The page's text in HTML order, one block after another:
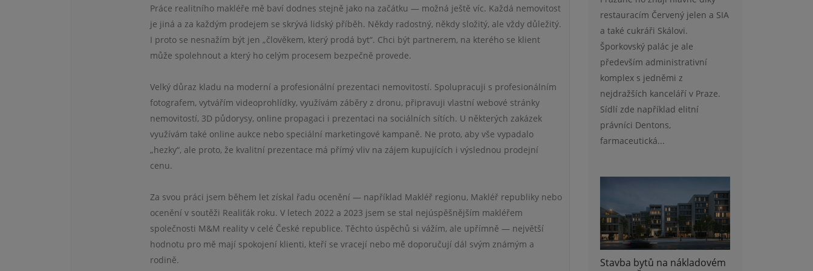
Práce realitního makléře mě baví dodnes stejně jako na začátku — možná ještě víc. Každá nemovitost
je jiná a za každým prodejem se skrývá lidský příběh. Někdy radostný, někdy složitý, ale vždy důležitý.
I proto se nesnažím být jen „člověkem, který prodá byt“. Chci být partnerem, na kterého se klient
může spolehnout a který ho celým procesem bezpečně provede.
Velký důraz kladu na moderní a profesionální prezentaci nemovitostí. Spolupracuji s profesionálním
fotografem, vytvářím videoprohlídky, využívám záběry z dronu, připravuji vlastní webové stránky
nemovitostí, 3D půdorysy, online propagaci i prezentaci na sociálních sítích. U některých zakázek
využívám také online aukce nebo speciální marketingové kampaně. Ne proto, aby vše vypadalo
„hezky“, ale proto, že kvalitní prezentace má přímý vliv na zájem kupujících i výslednou prodejní
cenu.
Za svou práci jsem během let získal řadu ocenění — například Makléř regionu, Makléř republiky nebo
ocenění v soutěži Realiťák roku. V letech 2022 a 2023 jsem se stal nejúspěšnějším makléřem
společnosti M&M reality v celé České republice. Těchto úspěchů si vážím, ale upřímně — největší
hodnotu pro mě mají spokojení klienti, kteří se vracejí nebo mě doporučují dál svým známým a
rodině.
restauracím Červený jelen a SIA
a také cukráři Skálovi.
Šporkovský palác je ale
především administrativní
komplex s jedněmi z
nejdražších kanceláří v Praze.
Sídlí zde například elitní
právníci Dentons,
farmaceutická...
Stavba bytů na nákladovém